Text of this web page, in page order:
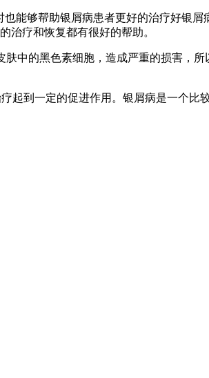
能够帮助银屑病患者更好的治疗好银
治疗和恢复都有很好的帮助。
中的黑色素细胞，造成严重的损害，所
起到一定的促进作用。银屑病是一个比